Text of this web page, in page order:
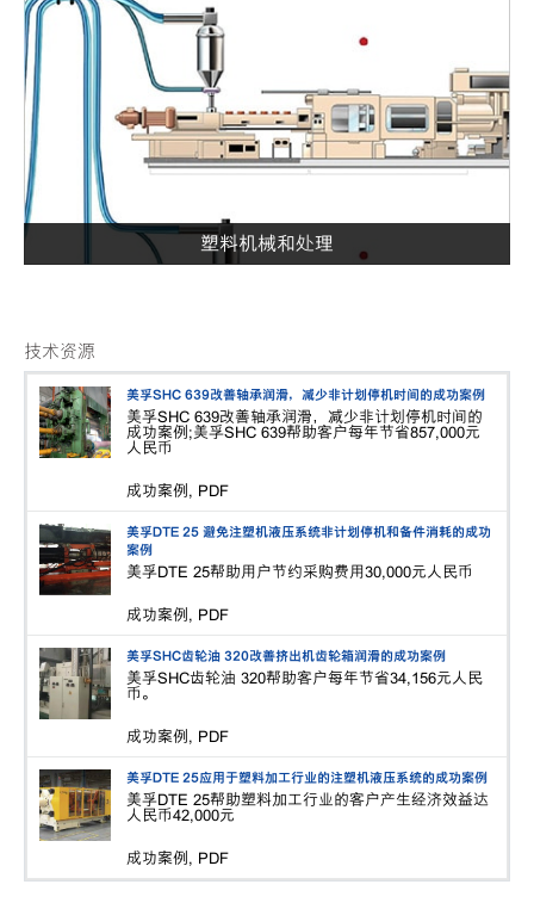
塑料机械和处理
技术资源
美孚SHC 639改善轴承润滑，减少非计划停机时间的成功案例
美孚SHC 639改善轴承润滑，减少非计划停机时间的
成功案例;美孚SHC 639帮助客户每年节省857,000元
人民币
成功案例, PDF
美孚DTE 25 避免注塑机液压系统非计划停机和备件消耗的成功
案例
美孚DTE 25帮助用户节约采购费用30,000元人民币
成功案例, PDF
美孚SHC齿轮油 320改善挤出机齿轮箱润滑的成功案例
美孚SHC齿轮油 320帮助客户每年节省34,156元人民
币。
成功案例, PDF
美孚DTE 25应用于塑料加工行业的注塑机液压系统的成功案例
美孚DTE 25帮助塑料加工行业的客户产生经济效益达
人民币42,000元
成功案例, PDF